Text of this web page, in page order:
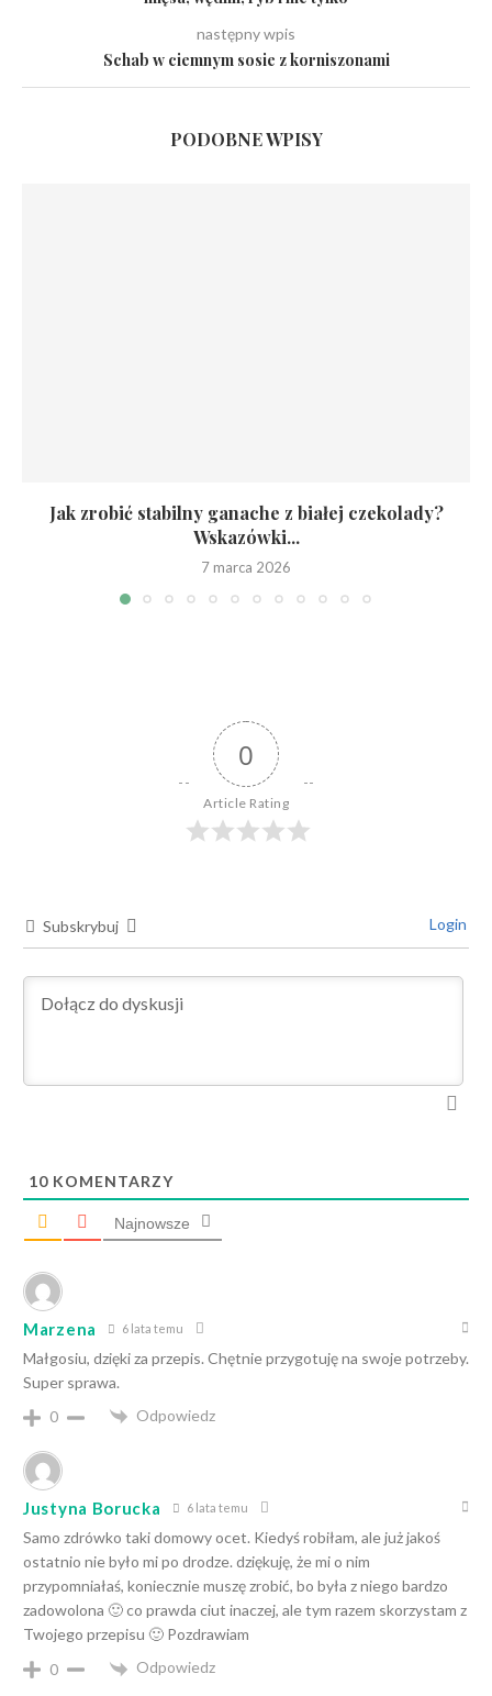
następny wpis
Schab w ciemnym sosie z korniszonami
PODOBNE WPISY
Jak zrobić stabilny ganache z białej czekolady?
Wskazówki...
7 marca 2026
0
Article Rating
Subskrybuj Login
10 KOMENTARZY
Najnowsze
Marzena 6 lata temu
Małgosiu, dzięki za przepis. Chętnie przygotuję na swoje potrzeby.
Super sprawa.
0
Odpowiedz
Justyna Borucka 6 lata temu
Samo zdrówko taki domowy ocet. Kiedyś robiłam, ale już jakoś
ostatnio nie było mi po drodze. dziękuję, że mi o nim
przypomniałaś, koniecznie muszę zrobić, bo była z niego bardzo
zadowolona 🙂 co prawda ciut inaczej, ale tym razem skorzystam z
Twojego przepisu 🙂 Pozdrawiam
0
Odpowiedz